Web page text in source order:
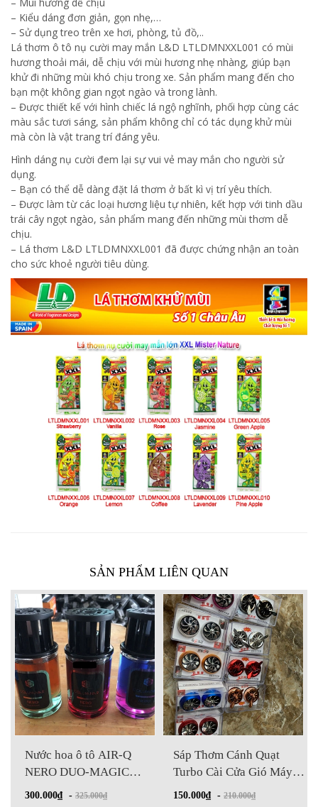
– Kiểu dáng đơn giản, gọn nhẹ,…
– Sử dụng treo trên xe hơi, phòng, tủ đồ,..
Lá thơm ô tô nụ cười may mắn L&D LTLDMNXXL001 có mùi
hương thoải mái, dễ chịu với mùi hương nhẹ nhàng, giúp bạn
khử đi những mùi khó chịu trong xe. Sản phẩm mang đến cho
bạn một không gian ngọt ngào và trong lành.
– Được thiết kế với hình chiếc lá ngộ nghĩnh, phối hợp cùng các
màu sắc tươi sáng, sản phẩm không chỉ có tác dụng khử mùi
mà còn là vật trang trí đáng yêu.
Hình dáng nụ cười đem lại sự vui vẻ may mắn cho người sử
dụng.
– Bạn có thể dễ dàng đặt lá thơm ở bất kì vị trí yêu thích.
– Được làm từ các loại hương liệu tự nhiên, kết hợp với tinh dầu
trái cây ngọt ngào, sản phẩm mang đến những mùi thơm dễ
chịu.
– Lá thơm L&D LTLDMNXXL001 đã được chứng nhận an toàn
cho sức khoẻ người tiêu dùng.
SẢN PHẨM LIÊN QUAN
Sáp Thơm Cánh Quạt
Turbo Cài Cửa Gió Máy
Lạnh
150.000₫ -210.000₫
NƯỚC HOA TREO XE Ô
TÔ CARORI G104
120.000₫ -150.000₫